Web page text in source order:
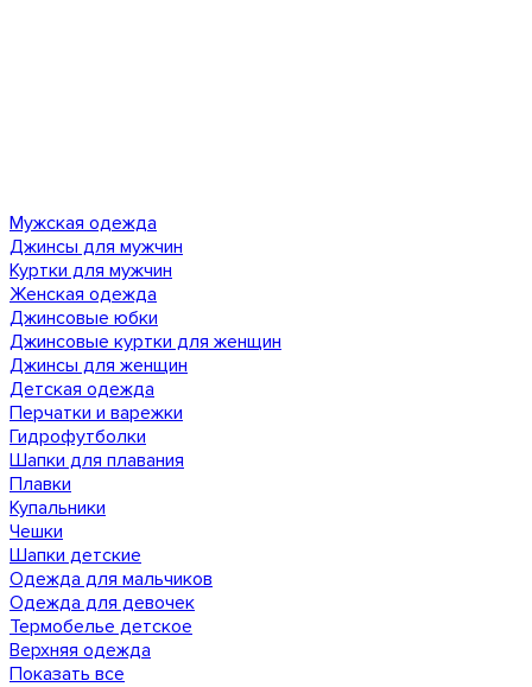
Мужская одежда
Джинсы для мужчин
Куртки для мужчин
Женская одежда
Джинсовые юбки
Джинсовые куртки для женщин
Джинсы для женщин
Детская одежда
Перчатки и варежки
Гидрофутболки
Шапки для плавания
Плавки
Купальники
Чешки
Шапки детские
Одежда для мальчиков
Одежда для девочек
Термобелье детское
Верхняя одежда
Показать все